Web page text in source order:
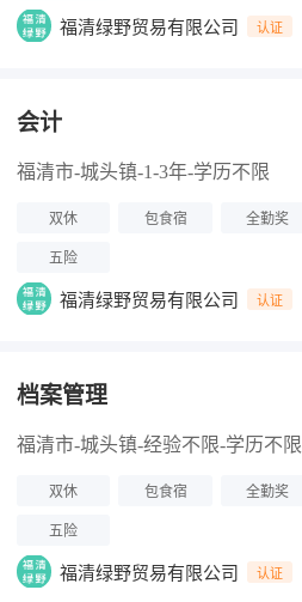
福清绿野贸易有限公司 认证
会计
福清市-城头镇-1-3年-学历不限
双休 包食宿 全勤奖
五险
福清绿野贸易有限公司 认证
档案管理
福清市-城头镇-经验不限-学历不限
双休 包食宿 全勤奖
五险
福清绿野贸易有限公司 认证